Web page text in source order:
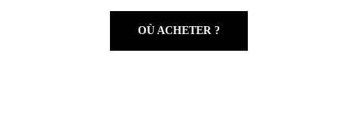
OÙ ACHETER ?